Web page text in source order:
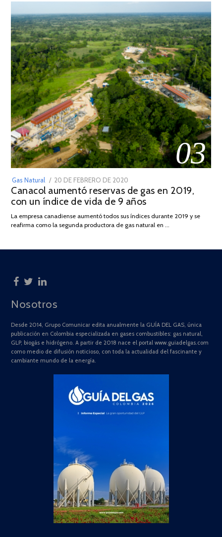
03
Gas Natural
POSTED
ON
20 DE FEBRERO DE 2020
DE
JULIO
2025
Canacol aumentó reservas de gas en 2019,
con un índice de vida de 9 años
La empresa canadiense aumentó todos sus índices durante 2019 y se
reafirma como la segunda productora de gas natural en …
Nosotros
Desde 2014, Grupo Comunicar edita anualmente la GUÍA DEL GAS, única
publicación en Colombia especializada en gases combustibles: gas natural,
GLP, biogás e hidrógeno. A partir de 2018 nace el portal www.guiadelgas.com
como medio de difusión noticioso, con toda la actualidad del fascinante y
cambiante mundo de la energía.